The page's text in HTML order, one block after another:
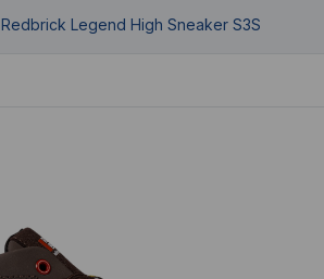
Redbrick Legend High Sneaker S3S